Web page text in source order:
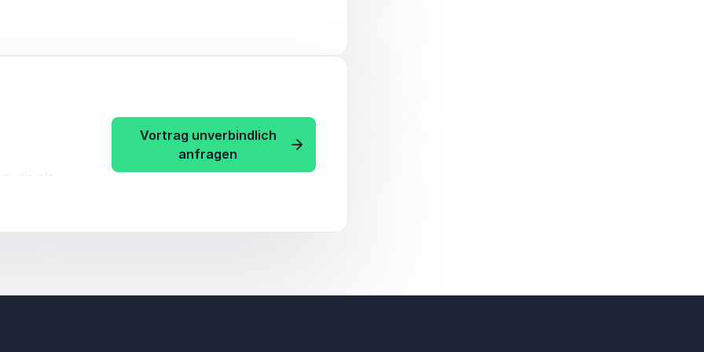
Medien
die als
hat eine
Vortrag unverbindlich
anfragen : Dr. Henning Beck Biologie des Geistesblitzes